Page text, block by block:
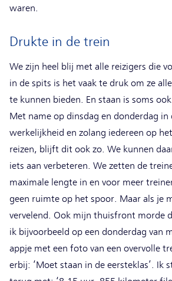
waren.
Drukte in de trein
We zijn heel blij met alle reizigers die
in de spits is het vaak te druk om ze
te kunnen bieden. En staan is soms
Met name op dinsdag en donderdag in
werkelijkheid en zolang iedereen op
reizen, blijft dit ook zo. We kunnen
iets aan verbeteren. We zetten de
maximale lengte in en voor meer
geen ruimte op het spoor. Maar als je
vervelend. Ook mijn thuisfront morde
ik bijvoorbeeld op een donderdag van
appje met een foto van een overvolle
erbij: ‘Moet staan in de eersteklas’. Ik